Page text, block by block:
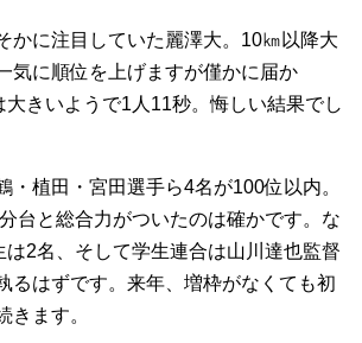
かに注目していた麗澤大。10㎞以降大
気に順位を上げますが僅かに届か
きいようで1人11秒。悔しい結果でし
・植田・宮田選手ら4名が100位以内。
台と総合力がついたのは確かです。な
は2名、そして学生連合は山川達也監督
るはずです。来年、増枠がなくても初
きます。